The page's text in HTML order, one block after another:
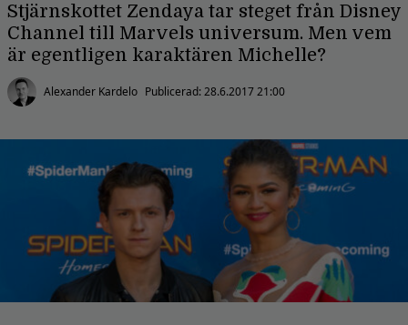
Stjärnskottet Zendaya tar steget från Disney
Channel till Marvels universum. Men vem
är egentligen karaktären Michelle?
Alexander Kardelo Publicerad:28.6.2017 21:00